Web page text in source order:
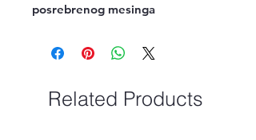
posrebrenog mesinga
Related Products